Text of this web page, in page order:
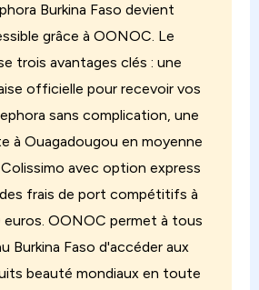
Burkina Faso devient
grâce à OONOC. Le
trois avantages clés : une
officielle pour recevoir vos
sans complication, une
à Ouagadougou en moyenne
avec option express
frais de port compétitifs à
euros. OONOC permet à tous
Burkina Faso d'accéder aux
beauté mondiaux en toute